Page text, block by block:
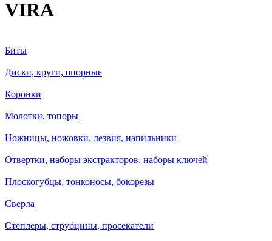
VIRA
Биты
Диски, круги, опорные
Коронки
Молотки, топоры
Ножницы, ножовки, лезвия, напильники
Отвертки, наборы экстракторов, наборы ключей
Плоскогубцы, тонконосы, бокорезы
Сверла
Степлеры, струбцины, просекатели